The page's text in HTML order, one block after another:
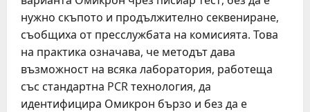
нужно скъпото и продължително секвениране,
съобщиха от пресслужбата на комисията. Това
на практика означава, че методът дава
възможност на всяка лаборатория, работеща
със стандартна PCR технология, да
идентифицира Омикрон бързо и без да е